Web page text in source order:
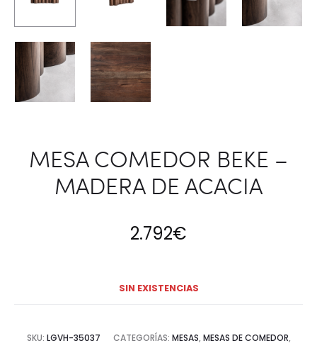
MESA COMEDOR BEKE –
MADERA DE ACACIA
2.792€
SIN EXISTENCIAS
SKU: LGVH-35037 CATEGORÍAS: MESAS, MESAS DE COMEDOR,